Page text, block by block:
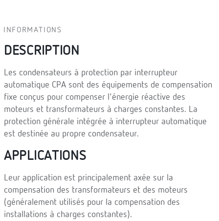
INFORMATIONS
DESCRIPTION
Les condensateurs à protection par interrupteur
automatique CPA sont des équipements de compensation
fixe conçus pour compenser l'énergie réactive des
moteurs et transformateurs à charges constantes. La
protection générale intégrée à interrupteur automatique
est destinée au propre condensateur.
APPLICATIONS
Leur application est principalement axée sur la
compensation des transformateurs et des moteurs
(généralement utilisés pour la compensation des
installations à charges constantes).